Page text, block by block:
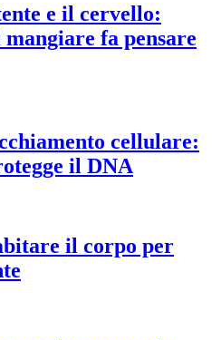
e il cervello:
fa pensare
cellulare:
il DNA
il corpo per